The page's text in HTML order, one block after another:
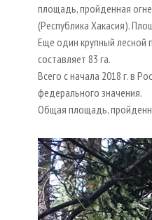
площадь, пройденная
(Республика Хакасия).
Еще один крупный лесной
составляет 83 га.
Всего с начала 2018 г. в
федерального значения.
Общая площадь,